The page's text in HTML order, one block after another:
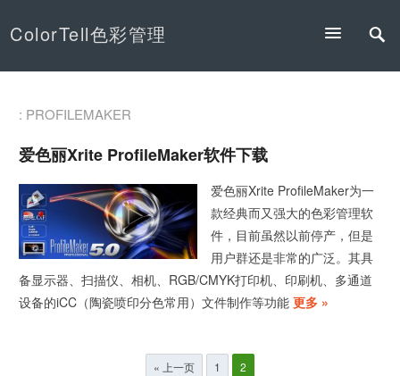
ColorTell色彩管理
: PROFILEMAKER
爱色丽Xrite ProfileMaker软件下载
爱色丽Xrite ProfileMaker为一
款经典而又强大的色彩管理软
件，目前虽然以前停产，但是
用户群还是非常的广泛。其具
备显示器、扫描仪、相机、RGB/CMYK打印机、印刷机、多通道
设备的iCC（陶瓷喷印分色常用）文件制作等功能 更多 »
« 上一页 1 2